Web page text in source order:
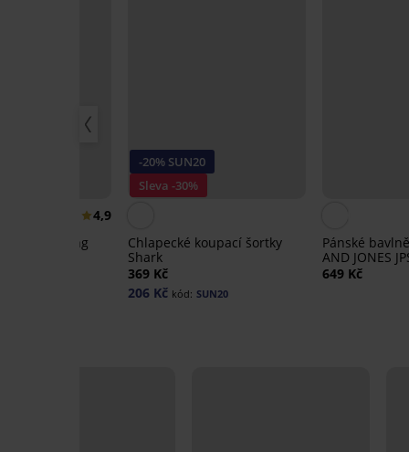
4,9
Koffing
-20% SUN20
Sleva -30%
Chlapecké koupací šortky
Shark
369 Kč
206 Kč kód: SUN20
Pánské
AND JONES
649 Kč